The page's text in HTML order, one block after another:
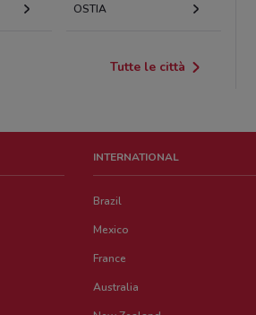
OSTIA
Tutte le città
INTERNATIONAL
Brazil
Mexico
France
Australia